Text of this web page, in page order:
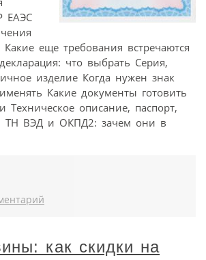
ЕАЭС
еще требования встречаются
что выбрать Серия,
изделие Когда нужен знак
Какие документы готовить
Техническое описание, паспорт,
ТН ВЭД и ОКПД2: зачем они в
как скидки на